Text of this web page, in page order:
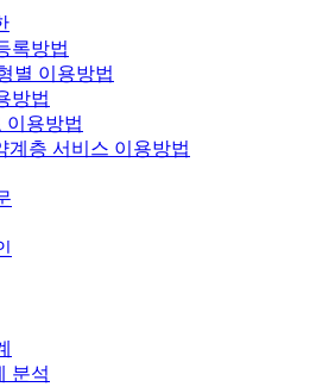
록방법
별 이용방법
방법
이용방법
계층 서비스 이용방법
분석